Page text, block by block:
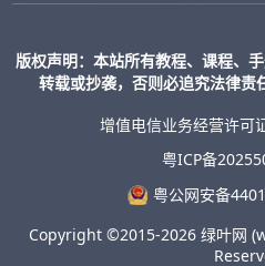
版权声明：本站所有教程、课程、
转载或抄袭，否则必追究法律责
增值电信业务经营许可
粤ICP备
粤公网安备
Copyright ©2015-2026 绿叶网